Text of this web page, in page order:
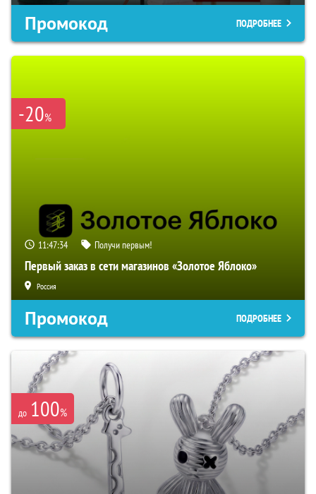
Промокод ПОДРОБНЕЕ
-20%
11:47:33 Получи первым!
Первый заказ в сети магазинов «Золотое Яблоко»
Россия
Промокод ПОДРОБНЕЕ
до 100%